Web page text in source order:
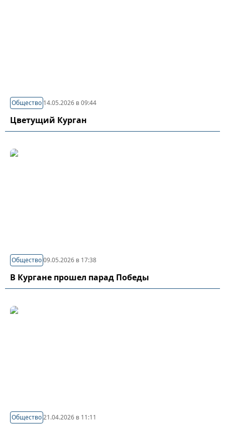
Общество 14.05.2026 в 09:44
Цветущий Курган
Общество09.05.2026 в 17:38
В Кургане прошел парад Победы
Общество21.04.2026 в 11:11